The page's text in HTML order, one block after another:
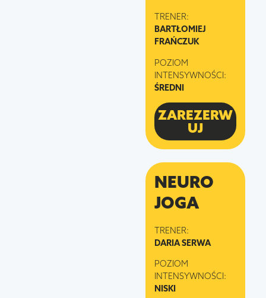
TRENER:
BARTŁOMIEJ
FRAŃCZUK
POZIOM
INTENSYWNOŚCI:
ŚREDNI
ZAREZERW
UJ
NEURO
JOGA
TRENER:
DARIA SERWA
POZIOM
INTENSYWNOŚCI:
NISKI